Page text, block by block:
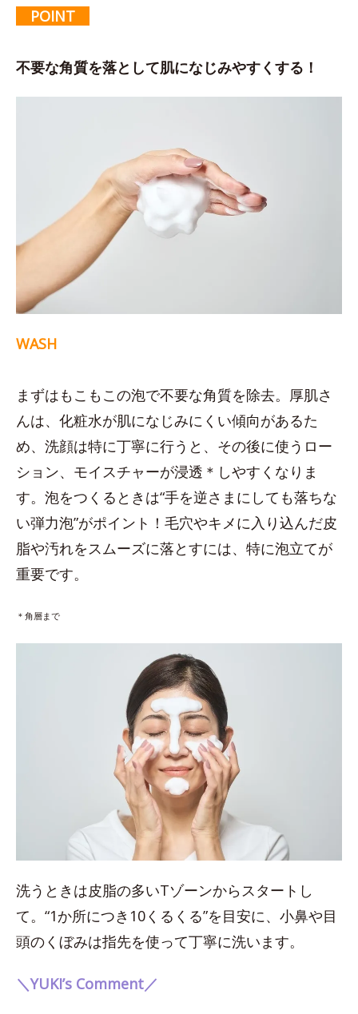
POINT
不要な角質を落として肌になじみやすくする！
WASH
まずはもこもこの泡で不要な角質を除去。厚肌さ
んは、化粧水が肌になじみにくい傾向があるた
め、洗顔は特に丁寧に行うと、その後に使うロー
ション、モイスチャーが浸透＊しやすくなりま
す。泡をつくるときは“手を逆さまにしても落ちな
い弾力泡”がポイント！毛穴やキメに入り込んだ皮
脂や汚れをスムーズに落とすには、特に泡立てが
重要です。
＊角層まで
洗うときは皮脂の多いTゾーンからスタートし
て。“1か所につき10くるくる”を目安に、小鼻や目
頭のくぼみは指先を使って丁寧に洗います。
＼YUKI’s Comment／